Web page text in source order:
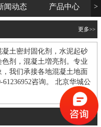
>
闻动态 产品中心
更多>>
土密封固化剂，水泥起砂
剂，混凝土増亮剂。专业
我们承接各地混凝土地面
咨询。 北京华城公
环氧彩砂地坪 环氧防静电
水墨艺术地坪 运动场地坪
程 .欢迎来电咨询，北京更多>>